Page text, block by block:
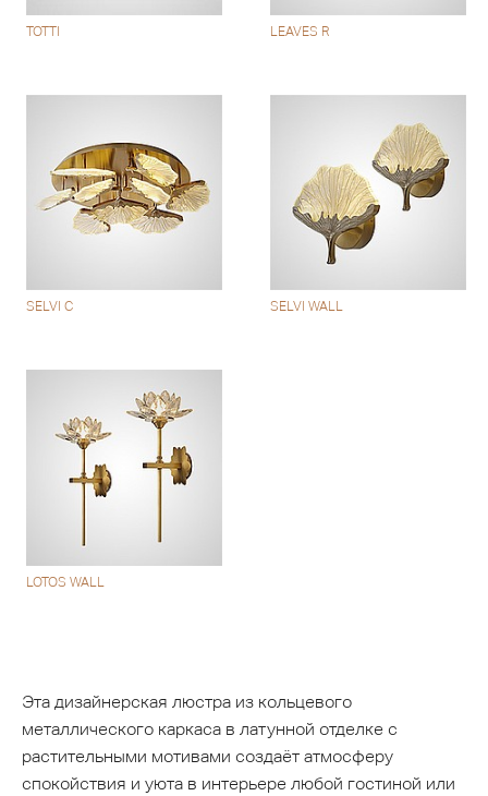
TOTTI LEAVES R
SELVI C SELVI WALL
LOTOS WALL
Эта дизайнерская люстра из кольцевого
металлического каркаса в латунной отделке с
растительными мотивами создаёт атмосферу
спокойствия и уюта в интерьере любой гостиной или